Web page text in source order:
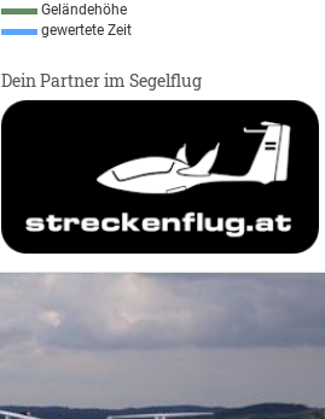
Geländehöhe
gewertete Zeit
Dein Partner im Segelflug